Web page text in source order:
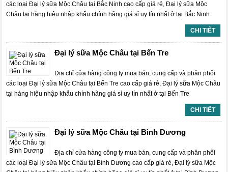
các loại Đại lý sữa Mộc Châu tại Bắc Ninh cao cấp giá rẻ, Đại lý sữa Mộc
Châu tại hàng hiệu nhập khẩu chính hãng giá sỉ uy tín nhất ở tại Bắc Ninh
CHI TIẾT
Đại lý sữa Mộc Châu tại Bến Tre
Địa chỉ cửa hàng công ty mua bán, cung cấp và phân phối
các loại Đại lý sữa Mộc Châu tại Bến Tre cao cấp giá rẻ, Đại lý sữa Mộc Châu
tại hàng hiệu nhập khẩu chính hãng giá sỉ uy tín nhất ở tại Bến Tre
CHI TIẾT
Đại lý sữa Mộc Châu tại Bình Dương
Địa chỉ cửa hàng công ty mua bán, cung cấp và phân phối
các loại Đại lý sữa Mộc Châu tại Bình Dương cao cấp giá rẻ, Đại lý sữa Mộc